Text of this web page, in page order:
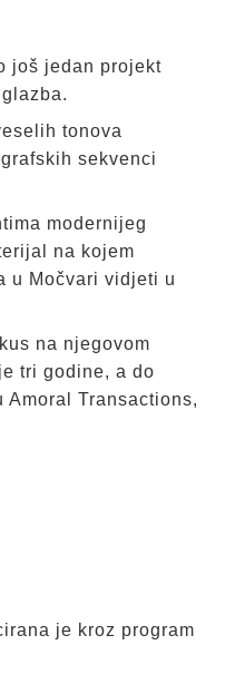
još jedan projekt
tonova
sekvenci
modernijeg
na kojem
u Močvari vidjeti u
na njegovom
tri godine, a do
Transactions,
je kroz program